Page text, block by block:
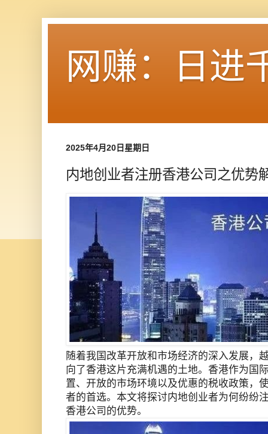
网赚：日进
2025年4月20日星期日
内地创业者注册香港公司之优势
随着我国改革开放和市场经济的深入发展，
向了香港这片充满机遇的土地。香港作为国
置、开放的市场环境以及优惠的税收政策，
者的首选。本文将探讨内地创业者为何纷纷
香港公司的优势。